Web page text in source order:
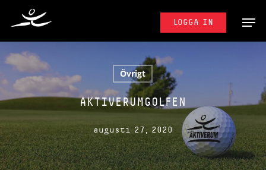
content
MENU
LOGGA IN
Övrigt
AKTIVERUMGOLFEN
augusti 27, 2020